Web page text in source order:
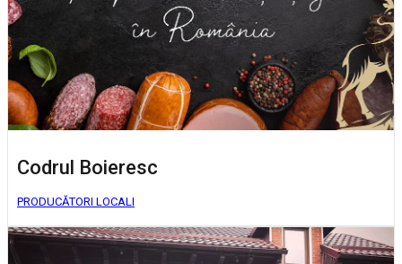
Codrul Boieresc
PRODUCĂTORI LOCALI